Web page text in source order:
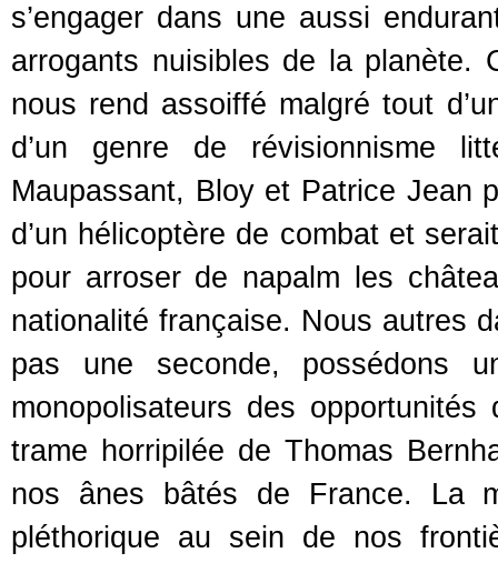
s’engager dans une aussi
arrogants nuisibles de la planète.
nous rend assoiffé malgré tout
d’un genre de révisionnisme
Maupassant, Bloy et Patrice Jean
d’un hélicoptère de combat et
pour arroser de napalm les
nationalité française. Nous autres
pas une seconde, possédons
monopolisateurs des
trame horripilée de Thomas
nos ânes bâtés de France. La
pléthorique au sein de nos